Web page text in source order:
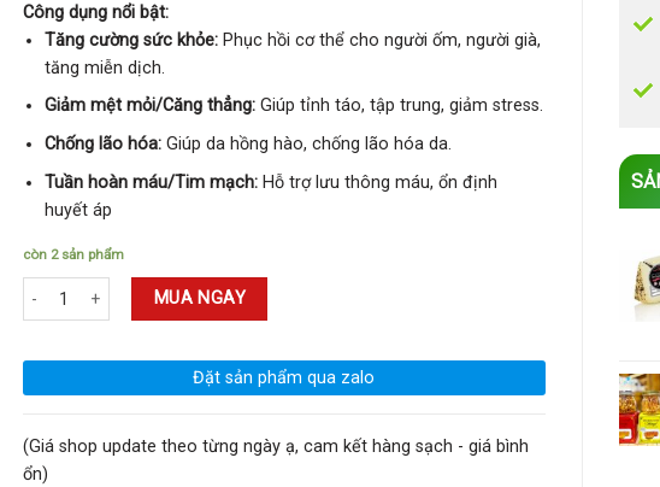
Công dụng nổi bật:
Tăng cường sức khỏe: Phục hồi cơ thể cho người ốm, người già,
tăng miễn dịch.
Giảm mệt mỏi/Căng thẳng: Giúp tỉnh táo, tập trung, giảm stress.
Chống lão hóa: Giúp da hồng hào, chống lão hóa da.
Tuần hoàn máu/Tim mạch: Hỗ trợ lưu thông máu, ổn định
huyết áp
còn 2 sản phẩm
Nước Hồng Sâm Won Pouch Cheong Kwan Jang 15 Túi Hàn Quốc số lượng
MUA NGAY
Đặt sản phẩm qua zalo
(Giá shop update theo từng ngày ạ, cam kết hàng sạch - giá bình
ổn)